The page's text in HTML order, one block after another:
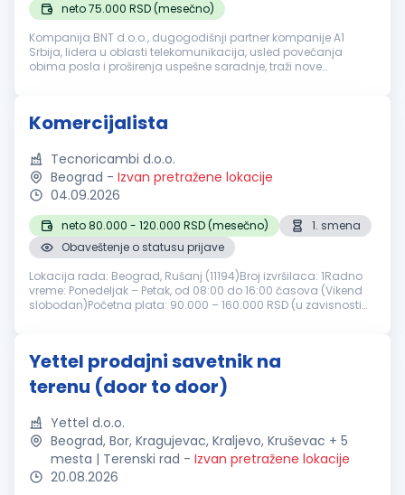
neto 75.000 RSD (mesečno)
Kompanija BNT d.o.o., dugogodišnji partner kompanije A1
Srbija, lidera u oblasti telekomunikacija, usled povećanja
obima posla i proširenja uspešne saradnje, traži nove
Komercijalista
Tecnoricambi d.o.o.
Beograd - Izvan pretražene lokacije
04.09.2026
neto 80.000 - 120.000 RSD (mesečno)
1. smena
Obaveštenje o statusu prijave
Lokacija rada: Beograd, Rušanj (11194)Broj izvršilaca: 1Radno
vreme: Ponedeljak – Petak, od 08:00 do 16:00 časova (Vikend
slobodan)Početna plata: 90.000 – 160.000 RSD (u zavisnosti
Yettel prodajni savetnik na
terenu (door to door)
Yettel d.o.o.
Beograd, Bor, Kragujevac, Kraljevo, Kruševac + 5
mesta | Terenski rad - Izvan pretražene lokacije
20.08.2026